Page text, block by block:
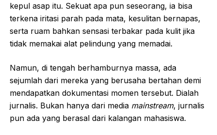
kepul asap itu. Sekuat apa pun seseorang, ia bisa
terkena iritasi parah pada mata, kesulitan bernapas,
serta ruam bahkan sensasi terbakar pada kulit jika
tidak memakai alat pelindung yang memadai.
Namun, di tengah berhamburnya massa, ada
sejumlah dari mereka yang berusaha bertahan demi
mendapatkan dokumentasi momen tersebut. Dialah
jurnalis. Bukan hanya dari media mainstream, jurnalis
pun ada yang berasal dari kalangan mahasiswa.